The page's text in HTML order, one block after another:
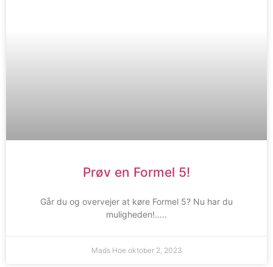
Prøv en Formel 5!
Går du og overvejer at køre Formel 5? Nu har du
muligheden!…..
Mads Hoe oktober 2, 2023